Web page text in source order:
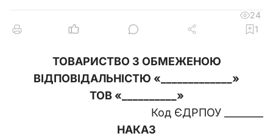
24
1
ТОВАРИСТВО З ОБМЕЖЕНОЮ
ВІДПОВІДАЛЬНІСТЮ « _____________»
ТОВ « __________»
Код ЄДРПОУ ________
НАКАЗ